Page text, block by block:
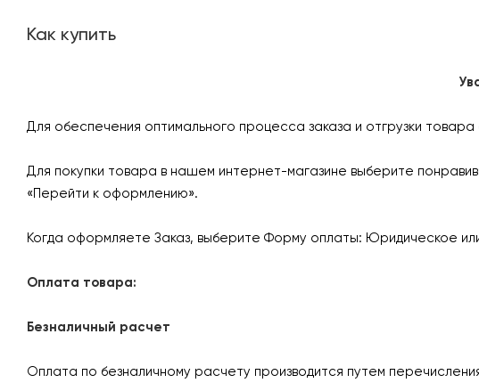
Как купить
Для обеспечения оптимального процесса заказа и отгрузки
Для покупки товара в нашем интернет-магазине выберите
«Перейти к оформлению».
Когда оформляете Заказ, выберите Форму оплаты: Юридическое
Оплата товара:
Безналичный расчет
Оплата по безналичному расчету производится путем